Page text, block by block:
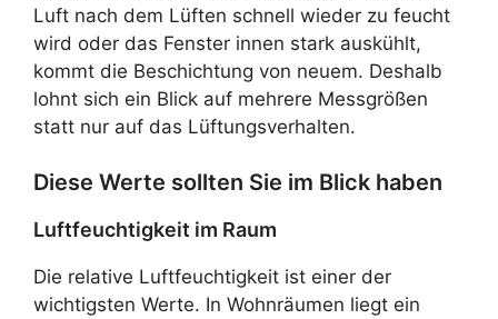
Luft nach dem Lüften schnell wieder zu feucht
wird oder das Fenster innen stark auskühlt,
kommt die Beschichtung von neuem. Deshalb
lohnt sich ein Blick auf mehrere Messgrößen
statt nur auf das Lüftungsverhalten.
Diese Werte sollten Sie im Blick haben
Luftfeuchtigkeit im Raum
Die relative Luftfeuchtigkeit ist einer der
wichtigsten Werte. In Wohnräumen liegt ein